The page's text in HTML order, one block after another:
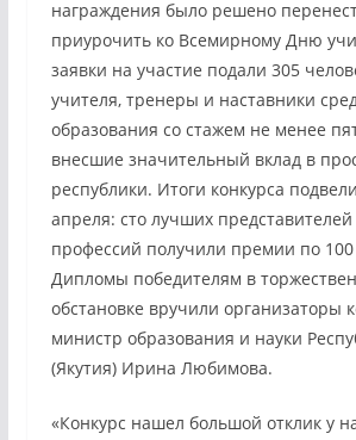
награждения было решено
приурочить ко Всемирному Дню
заявки на участие подали 305
учителя, тренеры и наставники
образования со стажем не менее
внесшие значительный вклад в
республики. Итоги конкурса
апреля: сто лучших представителей
профессий получили премии по
Дипломы победителям в
обстановке вручили организаторы
министр образования и науки
(Якутия) Ирина Любимова.
«Конкурс нашел большой отклик у